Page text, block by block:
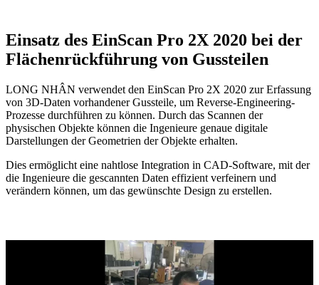
Einsatz des EinScan Pro 2X 2020 bei der
Flächenrückführung von Gussteilen
LONG NHÂN verwendet den EinScan Pro 2X 2020 zur Erfassung
von 3D-Daten vorhandener Gussteile, um Reverse-Engineering-
Prozesse durchführen zu können. Durch das Scannen der
physischen Objekte können die Ingenieure genaue digitale
Darstellungen der Geometrien der Objekte erhalten.
Dies ermöglicht eine nahtlose Integration in CAD-Software, mit der
die Ingenieure die gescannten Daten effizient verfeinern und
verändern können, um das gewünschte Design zu erstellen.